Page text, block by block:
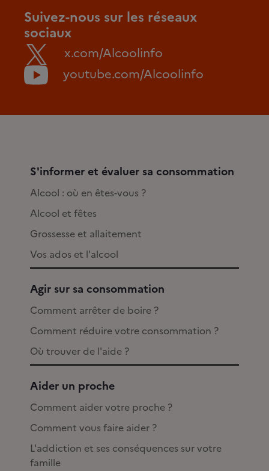
Suivez-nous sur les réseaux
sociaux
x.com/Alcoolinfo
youtube.com/Alcoolinfo
S'informer et évaluer sa consommation
Alcool : où en êtes-vous ?
Alcool et fêtes
Grossesse et allaitement
Vos ados et l'alcool
Agir sur sa consommation
Comment arrêter de boire ?
Comment réduire votre consommation ?
Où trouver de l'aide ?
Aider un proche
Comment aider votre proche ?
Comment vous faire aider ?
L'addiction et ses conséquences sur votre
famille